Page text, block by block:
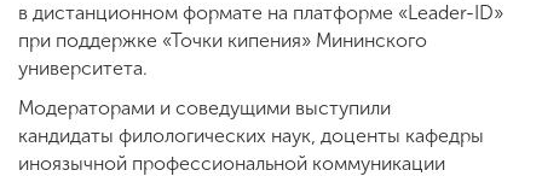
в дистанционном формате на платформе «Leader-ID»
при поддержке «Точки кипения» Мининского
университета.
Модераторами и соведущими выступили
кандидаты филологических наук, доценты кафедры
иноязычной профессиональной коммуникации